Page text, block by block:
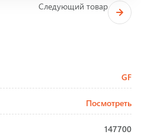
GF
Посмотреть
147700
Следующий товар